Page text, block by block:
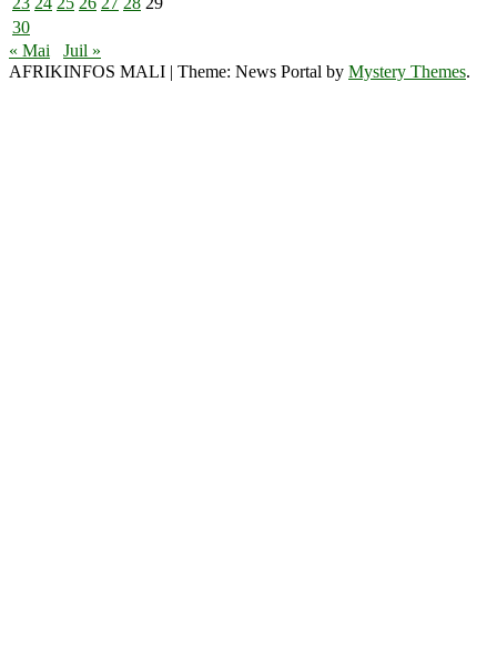
30
« Mai
Juil »
AFRIKINFOS MALI | Theme: News Portal by Mystery Themes.